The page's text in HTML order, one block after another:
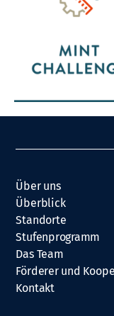
Über uns
Überblick
Standorte
Stufenprogramm
Das Team
Förderer und
Kontakt